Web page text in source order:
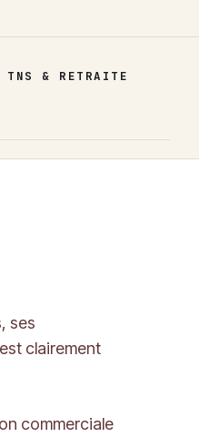
TNS & RETRAITE
ses
clairement
commerciale